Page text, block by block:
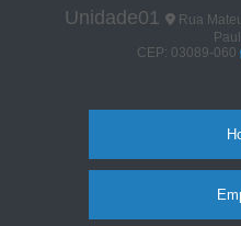
Unidade01
Rua
CEP: 03089-060